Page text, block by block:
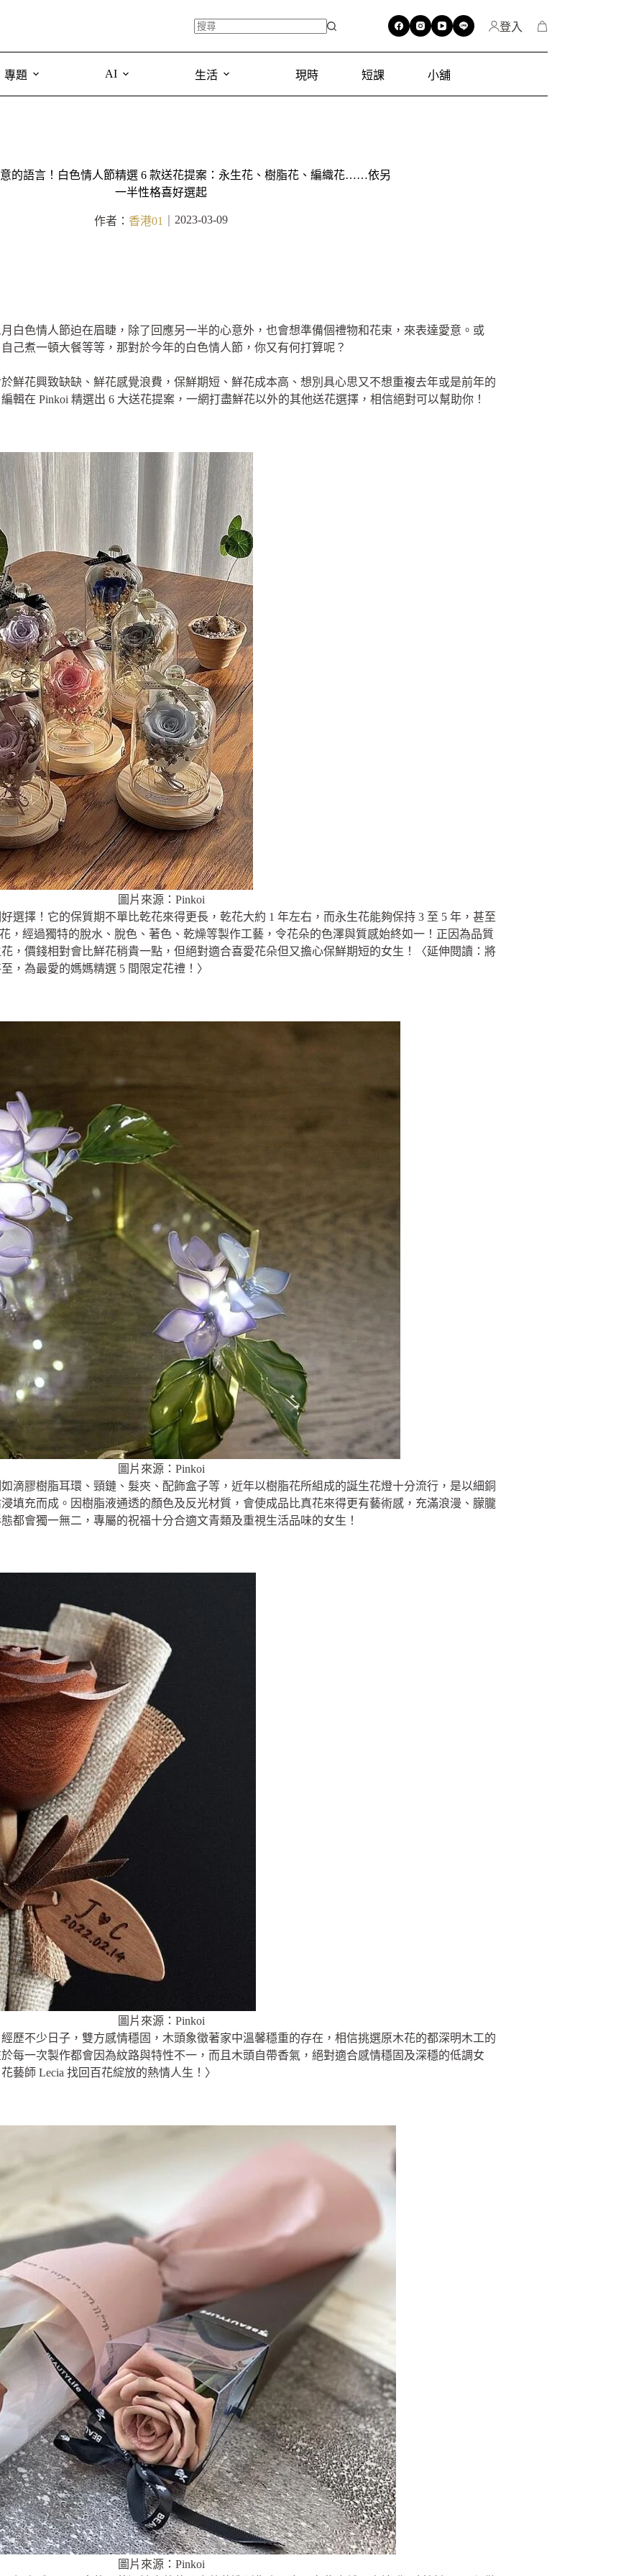
登入
專題 AI 生活 現時 短課 小舖
的語言！白色情人節精選 6 款送花提案：永生花、樹脂花、編織花……依另
一半性格喜好選起
作者： 香港01 2023-03-09
白色情人節迫在眉睫，除了回應另一半的心意外，也會想準備個禮物和花束，來表達愛意。或
己煮一頓大餐等等，那對於今年的白色情人節，你又有何打算呢？
鮮花興致缺缺、鮮花感覺浪費，保鮮期短、鮮花成本高、想別具心思又不想重複去年或是前年的
輯在 Pinkoi 精選出 6 大送花提案，一網打盡鮮花以外的其他送花選擇，相信絕對可以幫助你！
圖片來源：Pinkoi
選擇！它的保質期不單比乾花來得更長，乾花大約 1 年左右，而永生花能夠保持 3 至 5 年，甚至
，經過獨特的脫水、脫色、著色、乾燥等製作工藝，令花朵的色澤與質感始終如一！正因為品質
，價錢相對會比鮮花稍貴一點，但絕對適合喜愛花朵但又擔心保鮮期短的女生！〈延伸閱讀：將
，為最愛的媽媽精選 5 間限定花禮！〉
圖片來源：Pinkoi
滴膠樹脂耳環、頸鏈、髮夾、配飾盒子等，近年以樹脂花所組成的誕生花燈十分流行，是以細銅
填充而成。因樹脂液通透的顏色及反光材質，會使成品比真花來得更有藝術感，充滿浪漫、朦朧
都會獨一無二，專屬的祝福十分合適文青類及重視生活品味的女生！
圖片來源：Pinkoi
歷不少日子，雙方感情穩固，木頭象徵著家中溫馨穩重的存在，相信挑選原木花的都深明木工的
每一次製作都會因為紋路與特性不一，而且木頭自帶香氣，絕對適合感情穩固及深穩的低調女
藝師 Lecia 找回百花綻放的熱情人生！〉
圖片來源：Pinkoi